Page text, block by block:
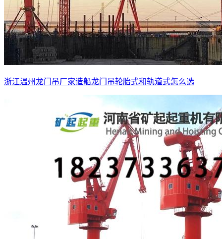
浙江温州龙门吊厂家造船龙门吊轮胎式和轨道式怎么选